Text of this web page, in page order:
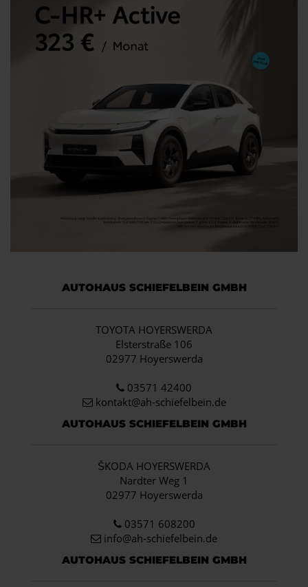
AUTOHAUS SCHIEFELBEIN GMBH
TOYOTA HOYERSWERDA
Elsterstraße 106
02977 Hoyerswerda
03571 42400
kontakt@ah-schiefelbein.de
AUTOHAUS SCHIEFELBEIN GMBH
ŠKODA HOYERSWERDA
Nardter Weg 1
02977 Hoyerswerda
03571 608200
info@ah-schiefelbein.de
AUTOHAUS SCHIEFELBEIN GMBH